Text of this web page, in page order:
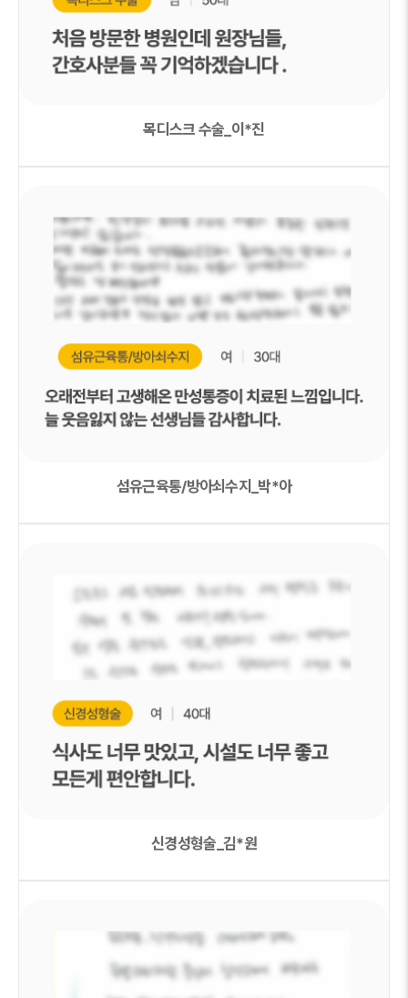
목디스크 수술_이*진
섬유근육통/방아쇠수지_박*아
신경성형술_김*원